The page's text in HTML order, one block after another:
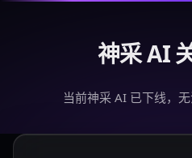
神采 AI
当前神采 AI 已下线，无